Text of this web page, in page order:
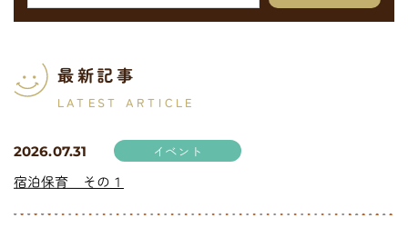
最新記事
LATEST ARTICLE
2026.07.31 イベント
宿泊保育 その１